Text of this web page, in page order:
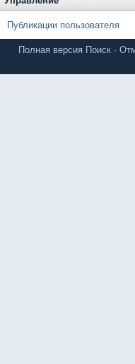
Публикации пользователя
Полная версия Поиск ·